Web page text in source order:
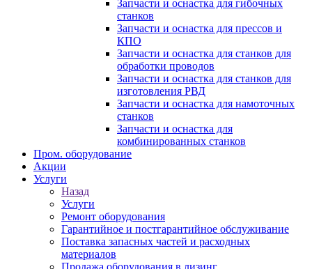
Запчасти и оснастка для гибочных
станков
Запчасти и оснастка для прессов и
КПО
Запчасти и оснастка для станков для
обработки проводов
Запчасти и оснастка для станков для
изготовления РВД
Запчасти и оснастка для намоточных
станков
Запчасти и оснастка для
комбинированных станков
Пром. оборудование
Акции
Услуги
Назад
Услуги
Ремонт оборудования
Гарантийное и постгарантийное обслуживание
Поставка запасных частей и расходных
материалов
Продажа оборудования в лизинг